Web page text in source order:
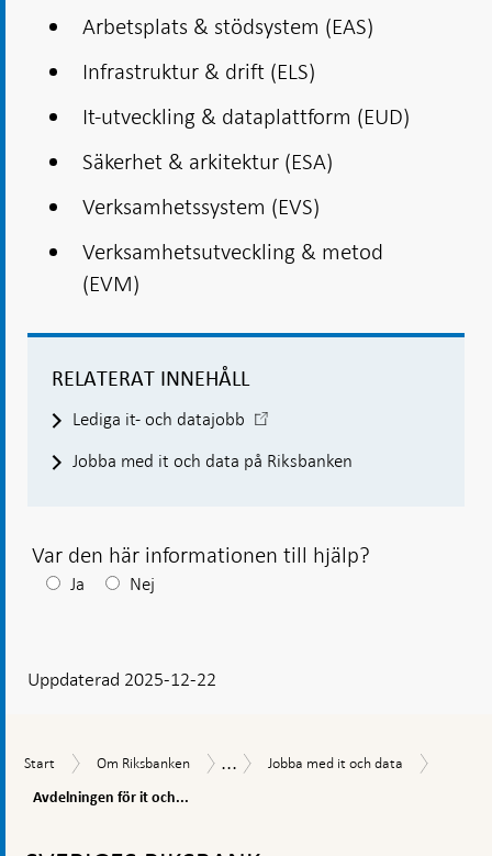
Arbetsplats & stödsystem (EAS)
Infrastruktur & drift (ELS)
It-utveckling & dataplattform (EUD)
Säkerhet & arkitektur (ESA)
Verksamhetssystem (EVS)
Verksamhetsutveckling & metod
(EVM)
RELATERAT INNEHÅLL
Lediga it- och datajobb
i
Jobba med it och data på Riksbanken
Var den här informationen till hjälp?
Efter
visas
Ja Nej
Uppdaterad 2025-12-22
Start
Start
Om
Om Riksbanken
Jobba
...
Jobba
Jobba med it och data
Avdelningen för it och...